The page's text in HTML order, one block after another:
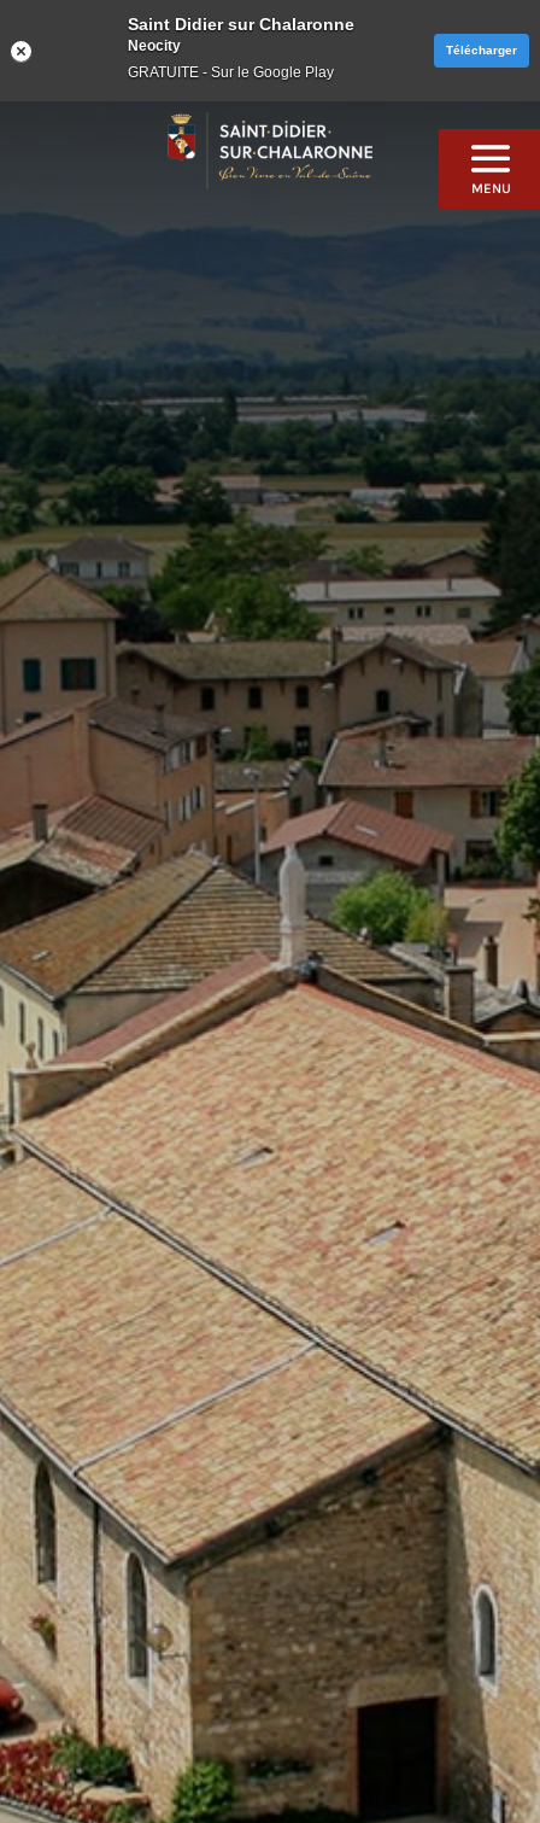
Saint Didier sur Chalaronne
Neocity
GRATUITE - Sur le Google Play
Télécharger